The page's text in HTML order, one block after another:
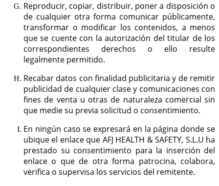
Reproducir, copiar, distribuir, poner a disposición o
de cualquier otra forma comunicar públicamente,
transformar o modificar los contenidos, a menos
que se cuente con la autorización del titular de los
correspondientes derechos o ello resulte
legalmente permitido.
Recabar datos con finalidad publicitaria y de remitir
publicidad de cualquier clase y comunicaciones con
fines de venta u otras de naturaleza comercial sin
que medie su previa solicitud o consentimiento.
En ningún caso se expresará en la página donde se
ubique el enlace que AFJ HEALTH & SAFETY, S.L.U ha
prestado su consentimiento para la inserción del
enlace o que de otra forma patrocina, colabora,
verifica o supervisa los servicios del remitente.